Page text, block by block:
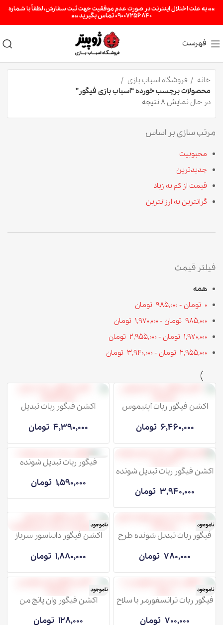
«« به علت اختلال اینترنت در صورت عدم موفقیت جهت ثبت سفارش، لطفاً با شماره
09007256840 تماس بگیرید »»
فهرست
خانه
فروشگاه اسباب بازی
محصولات برچسب خورده “اسباب بازی فیگور”
در حال نمایش 8 نتیجه
مرتب سازی بر اساس
محبوبیت
جدیدترین
قیمت از کم به زیاد
گرانترین به ارزانترین
فیلتر قیمت
همه
0 تومان -
985,000 تومان
985,000 تومان -
1,970,000 تومان
1,970,000 تومان -
2,955,000 تومان
2,955,000 تومان -
3,940,000 تومان
اکشن فیگور ربات آپتیموس
6,460,000 تومان
اکشن فیگور ربات تبدیل
4,390,000 تومان
اکشن فیگور ربات تبدیل شونده
3,940,000 تومان
ناموجودفیگور ربات تبدیل شونده
1,590,000 تومان
ناموجود
فیگور ربات تبدیل شونده طرح
780,000 تومان
ناموجود
اکشن فیگور دایناسور سرباز
1,880,000 تومان
ناموجود
فیگور ربات ترانسفورمر با سلاح
700,000 تومان
ناموجود
اکشن فیگور وان پانچ من
128,000 تومان